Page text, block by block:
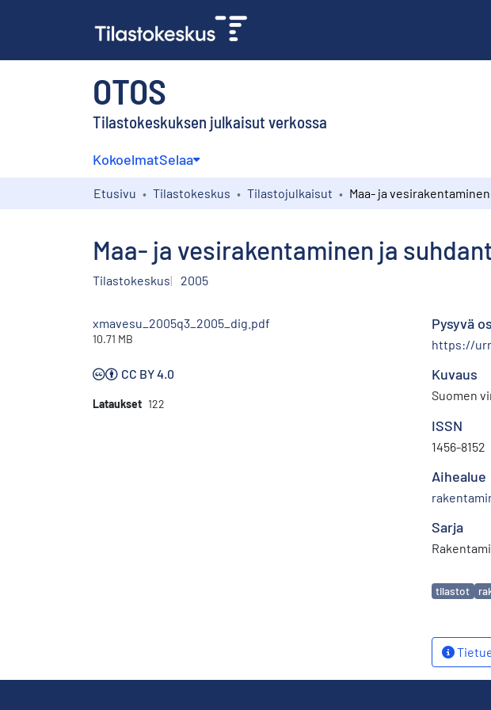
OTOS
Tilastokeskuksen julkaisut verkossa
KokoelmatSelaa
Etusivu Tilastokeskus Tilastojulkaisut
Maa- ja vesirakentaminen ja
Tilastokeskus 2005
xmavesu_2005q3_2005_dig.pdf
10.71 MB
CC BY 4.0
Lataukset 122
Pysyvä
https://
Kuvaus
Suomen
ISSN
1456-8152
Aihealue
Sarja
tilastot